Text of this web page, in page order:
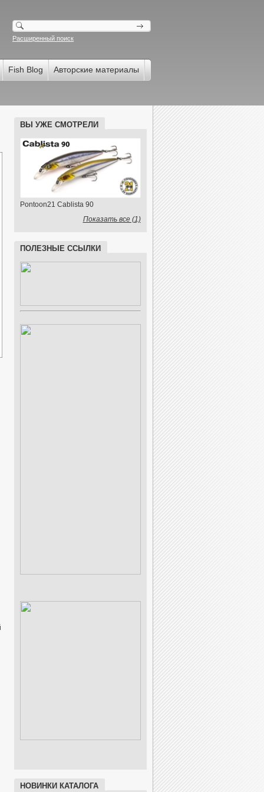
Расширенный поиск
Fish Blog Авторские материалы
ВЫ УЖЕ СМОТРЕЛИ
Pontoon21 Cablista 90
Показать все (1)
ПОЛЕЗНЫЕ ССЫЛКИ
НОВИНКИ КАТАЛОГА